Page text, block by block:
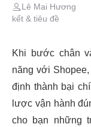
Lê Mai Hương
kết & tiêu đề